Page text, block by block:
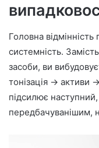
Головна
системність.
засоби, ви
тонізація → активи
підсилює наступний,
передбачуванішим,